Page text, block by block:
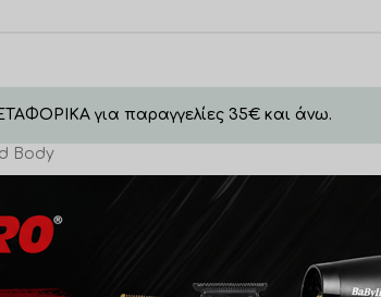
για παραγγελίες 35€ και άνω.
Body
Morgans Revitalising Shampoo 250ml